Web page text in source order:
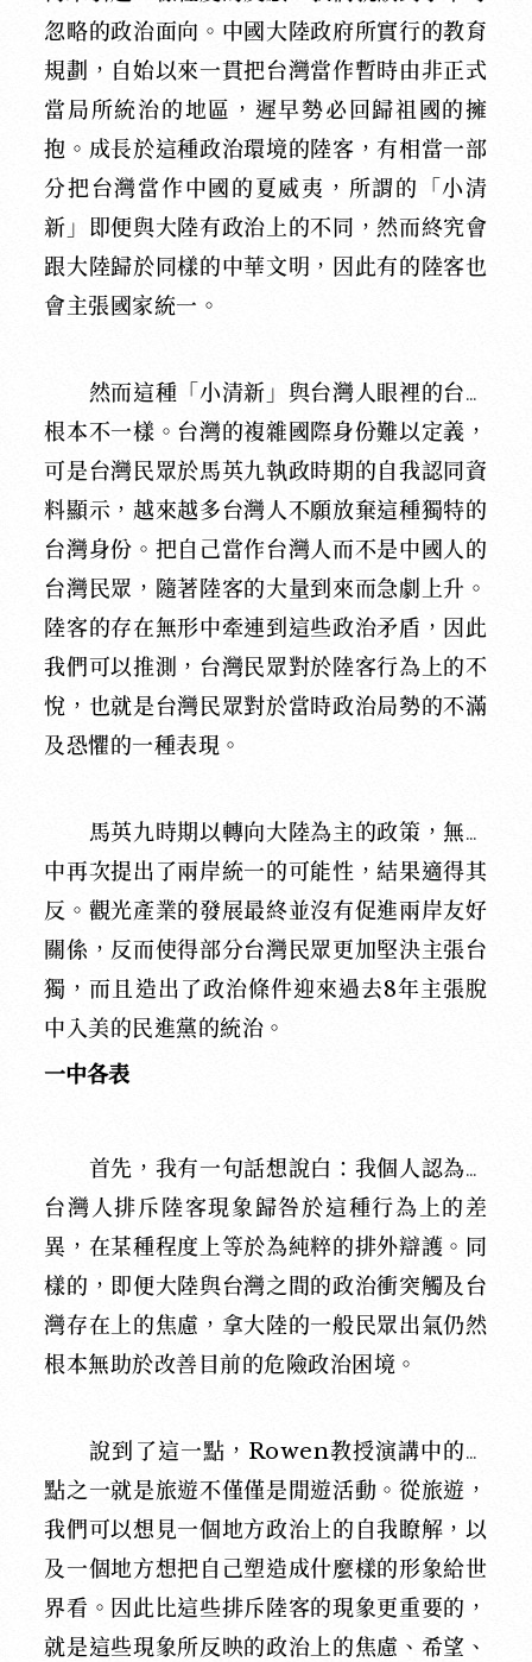
忽略的政治面向。中國大陸政府所實行的教育
規劃，自始以來一貫把台灣當作暫時由非正式
當局所統治的地區，遲早勢必回歸祖國的擁
抱。成長於這種政治環境的陸客，有相當一部
分把台灣當作中國的夏威夷，所謂的「小清
新」即便與大陸有政治上的不同，然而終究會
跟大陸歸於同樣的中華文明，因此有的陸客也
會主張國家統一。
然而這種「小清新」與台灣人眼裡的台灣
根本不一樣。台灣的複雜國際身份難以定義，
可是台灣民眾於馬英九執政時期的自我認同資
料顯示，越來越多台灣人不願放棄這種獨特的
台灣身份。把自己當作台灣人而不是中國人的
台灣民眾，隨著陸客的大量到來而急劇上升。
陸客的存在無形中牽連到這些政治矛盾，因此
我們可以推測，台灣民眾對於陸客行為上的不
悅，也就是台灣民眾對於當時政治局勢的不滿
及恐懼的一種表現。
馬英九時期以轉向大陸為主的政策，無意
中再次提出了兩岸統一的可能性，結果適得其
反。觀光產業的發展最終並沒有促進兩岸友好
關係，反而使得部分台灣民眾更加堅決主張台
獨，而且造出了政治條件迎來過去8年主張脫
中入美的民進黨的統治。
一中各表
首先，我有一句話想說白：我個人認為把
台灣人排斥陸客現象歸咎於這種行為上的差
異，在某種程度上等於為純粹的排外辯護。同
樣的，即便大陸與台灣之間的政治衝突觸及台
灣存在上的焦慮，拿大陸的一般民眾出氣仍然
根本無助於改善目前的危險政治困境。
說到了這一點，Rowen教授演講中的要
點之一就是旅遊不僅僅是閒遊活動。從旅遊，
我們可以想見一個地方政治上的自我瞭解，以
及一個地方想把自己塑造成什麼樣的形象給世
界看。因此比這些排斥陸客的現象更重要的，
就是這些現象所反映的政治上的焦慮、希望、